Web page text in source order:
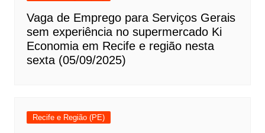
Vaga de Emprego para Serviços Gerais
sem experiência no supermercado Ki
Economia em Recife e região nesta
sexta (05/09/2025)
Recife e Região (PE)